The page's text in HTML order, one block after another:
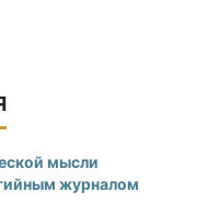
мысли
журналом